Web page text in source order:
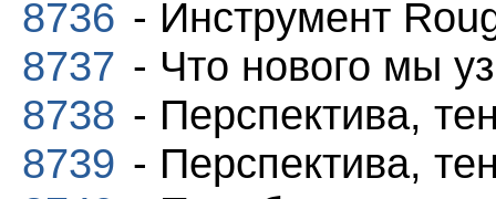
8736 - Инструмент
8737 - Что нового мы
8738 - Перспектива,
8739 - Перспектива,